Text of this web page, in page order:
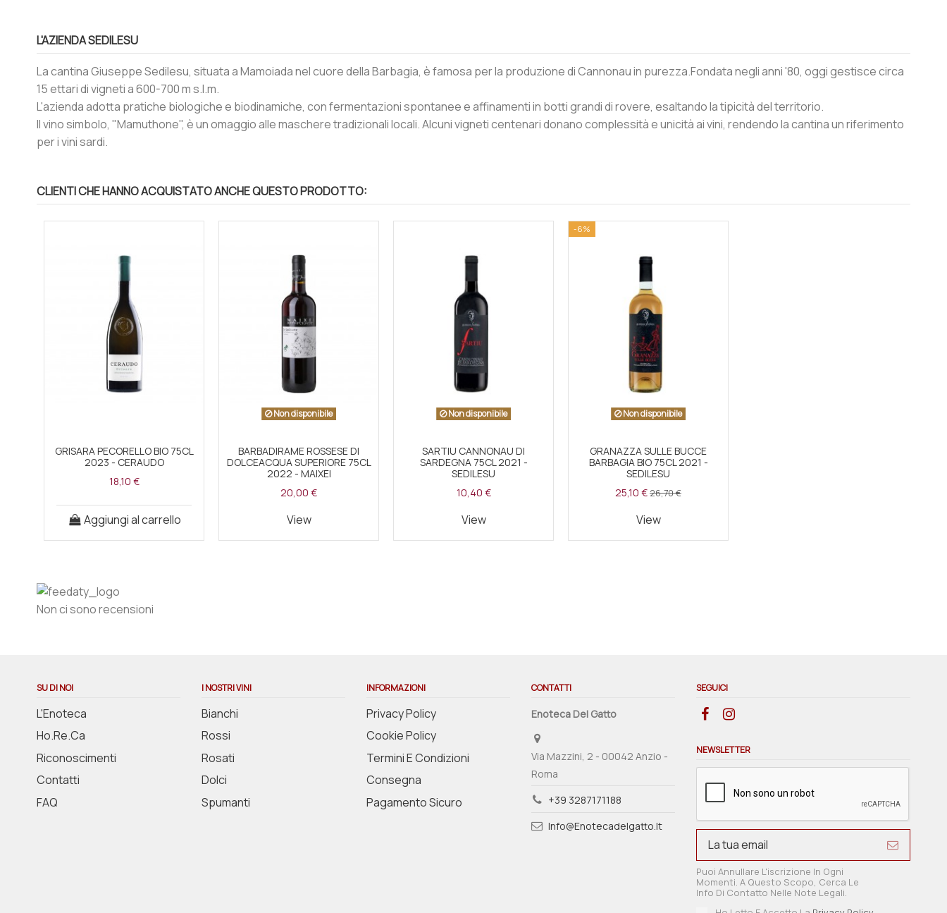
L'AZIENDA SEDILESU
La cantina Giuseppe Sedilesu, situata a Mamoiada nel cuore della Barbagia, è famosa per la produzione di Cannonau in purezza.Fondata negli anni '80, oggi gestisce circa
15 ettari di vigneti a 600-700 m s.l.m.
L'azienda adotta pratiche biologiche e biodinamiche, con fermentazioni spontanee e affinamenti in botti grandi di rovere, esaltando la tipicità del territorio.
Il vino simbolo, "Mamuthone", è un omaggio alle maschere tradizionali locali. Alcuni vigneti centenari donano complessità e unicità ai vini, rendendo la cantina un riferimento
per i vini sardi.
CLIENTI CHE HANNO ACQUISTATO ANCHE QUESTO PRODOTTO:
GRISARA PECORELLO BIO 75CL
2023 - CERAUDO
18,10 €
Aggiungi al carrello
Non disponibile
BARBADIRAME ROSSESE DI
DOLCEACQUA SUPERIORE 75CL
2022 - MAIXEI
20,00 €
View
Non disponibile
SARTIU CANNONAU DI
SARDEGNA 75CL 2021 -
SEDILESU
10,40 €
View
-6%
Non disponibile
GRANAZZA SULLE BUCCE
BARBAGIA BIO 75CL 2021 -
SEDILESU
25,10 €26,70 €
View
Non ci sono recensioni
SU DI NOI
L'Enoteca
Ho.Re.Ca
Riconoscimenti
Contatti
FAQ
I NOSTRI VINI
Bianchi
Rossi
Rosati
Dolci
Spumanti
INFORMAZIONI
Privacy Policy
Cookie Policy
Termini E Condizioni
Consegna
Pagamento Sicuro
CONTATTI
Enoteca Del Gatto
Via Mazzini, 2 - 00042 Anzio -
Roma
+39 3287171188
Info@enotecadelgatto.it
SEGUICI
NEWSLETTER
Puoi Annullare L'iscrizione In Ogni
Momenti. A Questo Scopo, Cerca Le
Info Di Contatto Nelle Note Legali.